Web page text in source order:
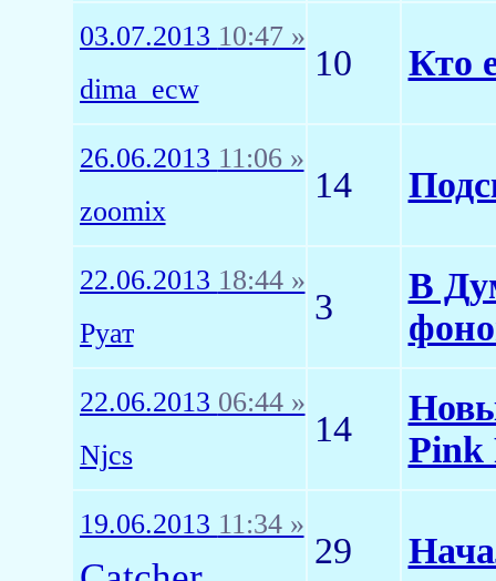
03.07.2013 10:47 »
dima_ecw
10 Кто
26.06.2013 11:06 »
zoomix
14
22.06.2013 18:44 »
Руат
3
В
22.06.2013 06:44 »
Njcs
14
Pink
19.06.2013 11:34 »
29